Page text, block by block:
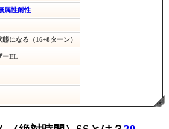
属性耐性
になる（16+8ターン）
ーEL